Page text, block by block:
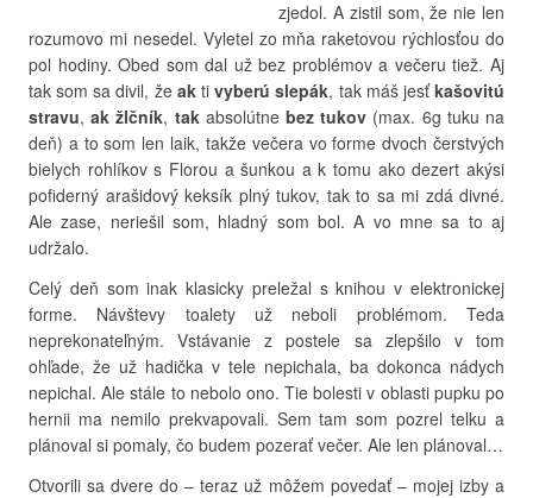
zjedol. A zistil som, že nie len
rozumovo mi nesedel. Vyletel zo mňa raketovou rýchlosťou do
pol hodiny. Obed som dal už bez problémov a večeru tiež. Aj
tak som sa divil, že aktivyberú slepák, tak máš jesťkašovitú
stravu,ak žlčník, takabsolútnebez tukov (max. 6g tuku na
deň) a to som len laik, takže večera vo forme dvoch čerstvých
bielych rohlíkov s Florou a šunkou a k tomu ako dezert akýsi
pofiderný arašidový keksík plný tukov, tak to sa mi zdá divné.
Ale zase, neriešil som, hladný som bol. A vo mne sa to aj
udržalo.
Celý deň som inak klasicky preležal s knihou v elektronickej
forme. Návštevy toalety už neboli problémom. Teda
neprekonateľným. Vstávanie z postele sa zlepšilo v tom
ohľade, že už hadička v tele nepichala, ba dokonca nádych
nepichal. Ale stále to nebolo ono. Tie bolesti v oblasti pupku po
hernii ma nemilo prekvapovali. Sem tam som pozrel telku a
plánoval si pomaly, čo budem pozerať večer. Ale len plánoval…
Otvorili sa dvere do – teraz už môžem povedať – mojej izby a